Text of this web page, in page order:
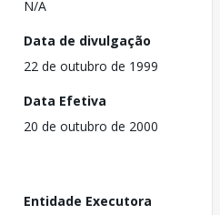
N/A
Data de divulgação
22 de outubro de 1999
Data Efetiva
20 de outubro de 2000
Entidade Executora